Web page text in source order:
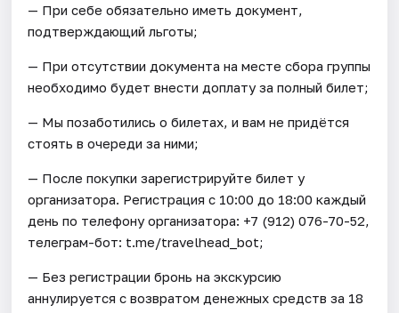
— При себе обязательно иметь документ,
подтверждающий льготы;
— При отсутствии документа на месте сбора группы
необходимо будет внести доплату за полный билет;
— Мы позаботились о билетах, и вам не придётся
стоять в очереди за ними;
— После покупки зарегистрируйте билет у
организатора. Регистрация с 10:00 до 18:00 каждый
день по телефону организатора: +7 (912) 076-70-52,
телеграм-бот: t.me/travelhead_bot;
— Без регистрации бронь на экскурсию
аннулируется с возвратом денежных средств за 18